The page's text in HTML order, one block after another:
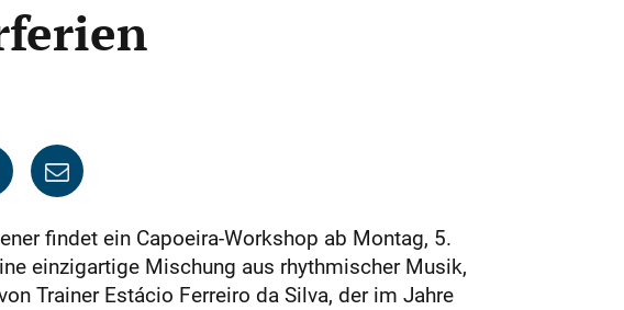
findet ein Capoeira-Workshop ab Montag, 5.
einzigartige Mischung aus rhythmischer Musik,
Trainer Estácio Ferreiro da Silva, der im Jahre